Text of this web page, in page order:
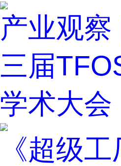
产业观
三届
学术大会
《超级